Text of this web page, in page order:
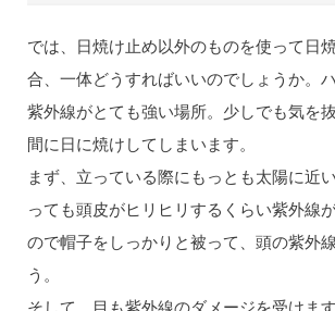
では、日焼け止め以外のものを使って日
合、一体どうすればいいのでしょうか。
紫外線がとても強い場所。少しでも気を
間に日に焼けしてしまいます。
まず、立っている際にもっとも太陽に近
っても頭皮がヒリヒリするくらい紫外線
ので帽子をしっかりと被って、頭の紫外
う。
そして、目も紫外線のダメージを受けま